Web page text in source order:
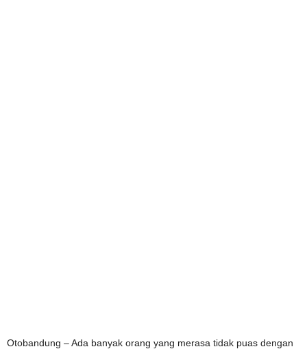
Otobandung – Ada banyak orang yang merasa tidak puas dengan